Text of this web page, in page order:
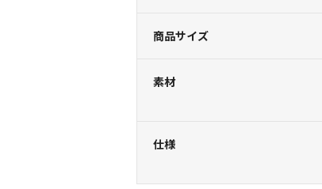
商品サイズ
素材
仕様